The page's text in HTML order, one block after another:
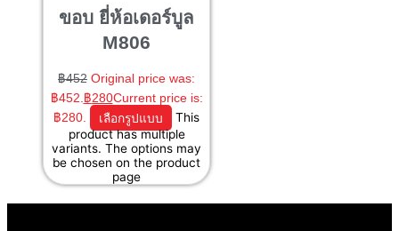
ขอบ ยี่ห้อเดอร์บูล
M806
฿452 Original price was:
฿452.฿280Current price is:
฿280.
เลือกรูปแบบ
This
product has multiple
variants. The options may
be chosen on the product
page